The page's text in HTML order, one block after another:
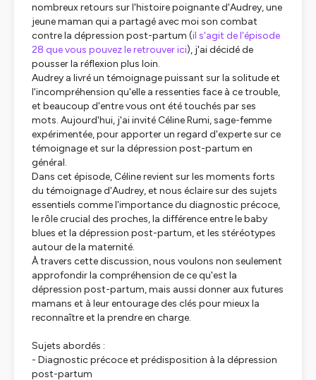
nombreux retours sur l'histoire poignante d'Audrey, une
jeune maman qui a partagé avec moi son combat
contre la dépression post-partum (il s'agit de l'épisode
28 que vous pouvez le retrouver ici), j'ai décidé de
pousser la réflexion plus loin.
Audrey a livré un témoignage puissant sur la solitude et
l'incompréhension qu'elle a ressenties face à ce trouble,
et beaucoup d'entre vous ont été touchés par ses
mots. Aujourd'hui, j'ai invité Céline Rumi, sage-femme
expérimentée, pour apporter un regard d'experte sur ce
témoignage et sur la dépression post-partum en
général.
Dans cet épisode, Céline revient sur les moments forts
du témoignage d'Audrey, et nous éclaire sur des sujets
essentiels comme l'importance du diagnostic précoce,
le rôle crucial des proches, la différence entre le baby
blues et la dépression post-partum, et les stéréotypes
autour de la maternité.
À travers cette discussion, nous voulons non seulement
approfondir la compréhension de ce qu'est la
dépression post-partum, mais aussi donner aux futures
mamans et à leur entourage des clés pour mieux la
reconnaître et la prendre en charge.
Sujets abordés :
- Diagnostic précoce et prédisposition à la dépression
post-partum